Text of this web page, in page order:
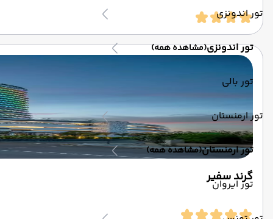
تور اندونزی
تور اندونزی(مشاهده همه)
تور بالی
تور ارمنستان
تور ارمنستان(مشاهده همه)
تور ایروان
گرند سفیر